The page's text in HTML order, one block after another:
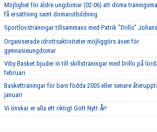
Möjlighet för äldre ungdomar (02-06) att döma
få ersättning samt domarutbildning
Sportlovsträningar tillsammans med Patrik "Drillo"
Organiserade idrottsaktiviteter möjliggörs även för
gymnasieungdomar
Viby Basket bjuder in till skillsträningar med Drillo på
februari
Basketträningar för barn födda 2005 eller senare
januari
Vi önskar er alla ett riktigt Gott Nytt År!